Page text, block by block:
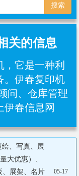
搜索
关的信息
它是一种利
。伊春复印机
问、仓库管理
伊春信息网
、写真、展
大优惠）、
、展架、名片
05-17